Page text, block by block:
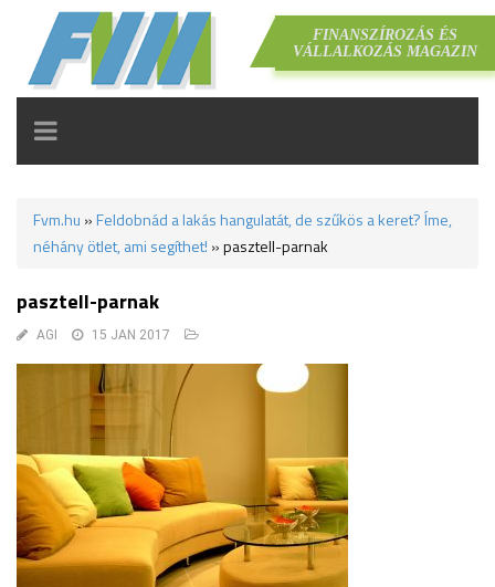
FINANSZÍROZÁS ÉS
VÁLLALKOZÁS MAGAZIN
TOGGLE
NAVIGATION
Fvm.hu » Feldobnád a lakás hangulatát, de szűkös a keret? Íme,
néhány ötlet, ami segíthet! »pasztell-parnak
pasztell-parnak
AGI 15 JAN 2017